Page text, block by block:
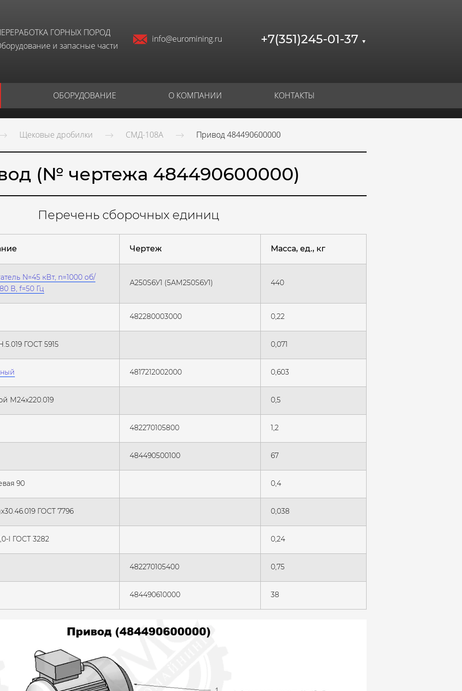
ГОРНЫХ ПОРОД
и запасные части
info@euromining.ru +7(351)245-01-37 ▼
ОБОРУДОВАНИЕ О КОМПАНИИ КОНТАКТЫ
Щековые дробилки СМД-108А Привод 484490600000
(№ чертежа 484490600000)
Перечень сборочных единиц
Чертеж Масса, ед., кг
N=45 кВт, n=1000 об/
В, f=50 Гц
А250S6У1 (5АМ250S6У1) 440
482280003000 0,22
ГОСТ 5915 0,071
4817212002000 0,603
М24х220.019 0,5
482270105800 1,2
484490500100 67
90 0,4
ГОСТ 7796 0,038
I ГОСТ 3282 0,24
482270105400 0,75
484490610000 38